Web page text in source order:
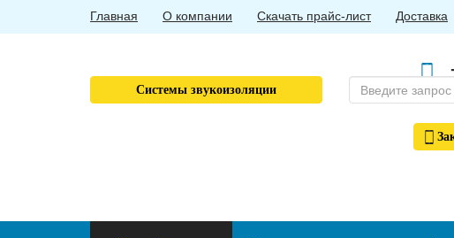
Главная О компании Скачать прайс-лист Доставка
Системы звукоизоляции